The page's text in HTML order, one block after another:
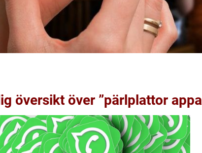
översikt över ”pärlplattor